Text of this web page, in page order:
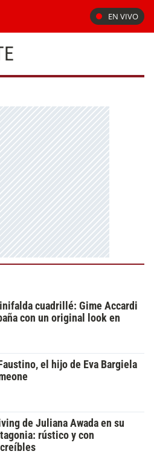
EN VIVO
cuadrillé: Gime Accardi
con un original look en
el hijo de Eva Bargiela
de Juliana Awada en su
rústico y con